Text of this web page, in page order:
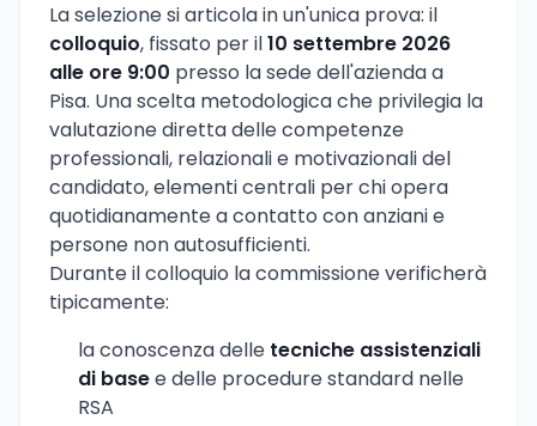
La selezione si articola in un'unica prova: il
colloquio, fissato per il10 settembre 2026
alle ore 9:00 presso la sede dell'azienda a
Pisa. Una scelta metodologica che privilegia la
valutazione diretta delle competenze
professionali, relazionali e motivazionali del
candidato, elementi centrali per chi opera
quotidianamente a contatto con anziani e
persone non autosufficienti.
Durante il colloquio la commissione verificherà
tipicamente:
la conoscenza delle tecniche assistenziali
di basee delle procedure standard nelle
RSA